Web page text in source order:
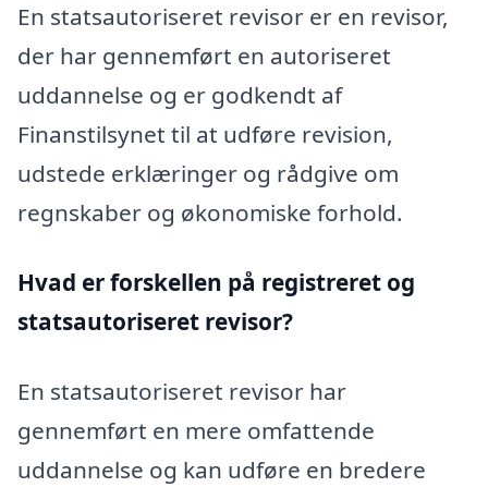
En statsautoriseret revisor er en revisor,
der har gennemført en autoriseret
uddannelse og er godkendt af
Finanstilsynet til at udføre revision,
udstede erklæringer og rådgive om
regnskaber og økonomiske forhold.
Hvad er forskellen på registreret og
statsautoriseret revisor?
En statsautoriseret revisor har
gennemført en mere omfattende
uddannelse og kan udføre en bredere